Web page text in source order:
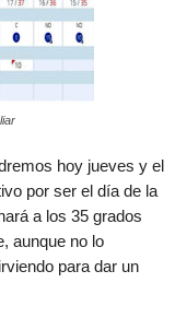
hoy jueves y el
por ser el día de la
a los 35 grados
aunque no lo
para dar un